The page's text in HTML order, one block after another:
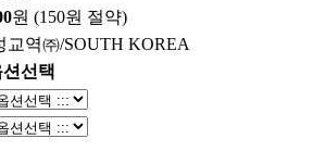
원 (150원 절약)
교역㈜/SOUTH KOREA
션선택